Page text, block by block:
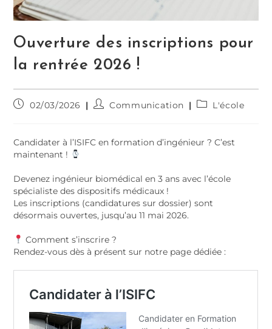
Ouverture des inscriptions pour
la rentrée 2026 !
02/03/2026 Communication L'école
Candidater à l’ISIFC en formation d’ingénieur ? C’est
maintenant !
Devenez ingénieur biomédical en 3 ans avec l’école
spécialiste des dispositifs médicaux !
Les inscriptions (candidatures sur dossier) sont
désormais ouvertes, jusqu’au 11 mai 2026.
Comment s’inscrire ?
Rendez-vous dès à présent sur notre page dédiée :